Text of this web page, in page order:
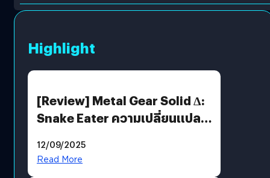
Highlight
[Review] Metal Gear Solid Δ:
Snake Eater ความเปลี่ยนแปลง
12/09/2025
Read More